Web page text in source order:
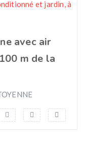
avec air
m de la